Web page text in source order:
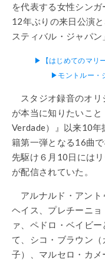
を代表する女性シン
12年ぶりの来日公演
スティバル・ジャパン
▶︎【はじめてのマリ
▶︎モントルー・
スタジオ録音のオ
が本当に知りたいこ
Verdade）』以来10年
籍第一弾となる16曲
先駆け６月10日にはリ
が配信されていた。
アルナルド・アント
ヘイス、プレチーニ
ァ、ペドロ・ベイビ
て、シコ・ブラウン
子）、マルセロ・カ